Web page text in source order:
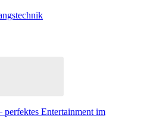
Entertainment im